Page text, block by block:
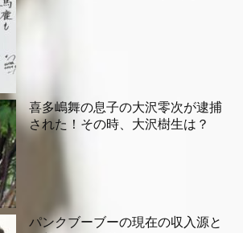
喜多嶋舞の息子の大沢零次が逮捕
された！その時、大沢樹生は？
パンクブーブーの現在の収入源と